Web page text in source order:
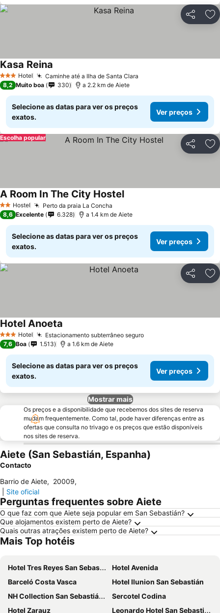
Partilhar
3 EstrelasHotel Caminhe até a Ilha de Santa Clara
Kasa Reina
8,2 Muito boa 330 a 2.2 km de Aiete
Selecione as datas para ver os preços
exatos.
Ver preços
Partilhar
Escolha popular
2 Estrelas
Hostel Perto da praia La Concha
A Room In The City HostelVer preços
8,6 Excelente 6.328 a 1.4 km de Aiete
Selecione as datas para ver os preços
exatos.
Ver preços
Partilhar
3 EstrelasHotel Estacionamento subterrâneo seguroVer preços
Hotel Anoeta
7,6 Boa 1.513 a 1.6 km de Aiete
Selecione as datas para ver os preços
exatos.
Ver preços
Mostrar mais
Os preços e a disponibilidade que recebemos dos sites de reserva
mudam frequentemente. Como tal, pode haver diferenças entre as
ofertas que consulta no trivago e os preços que estão disponíveis
nos sites de reserva.
Aiete (San Sebastián, Espanha)
Contacto
Barrio de Aiete, 20009,
Site oficial
Perguntas frequentes sobre Aiete
O que faz com que Aiete seja popular em San Sebastián?
Que alojamentos existem perto de Aiete?
Quais outras atrações existem perto de Aiete?
Mais Top hotéis
Hotel Tres Reyes San Sebastián
Hotel Avenida
Barceló Costa Vasca
Hotel Ilunion San Sebastián
NH Collection San Sebastián Aránzazu
Sercotel Codina
Hotel Zarauz
Leonardo Hotel San Sebastián